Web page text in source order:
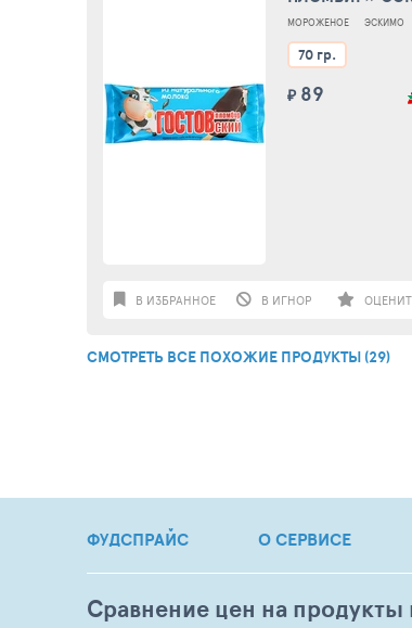
ШОКОЛАДНОЙ
МОРОЖЕНОЕ ЭСКИМО
70 гр.
₽ 89
В ИЗБРАННОЕ В ИГНОР
СМОТРЕТЬ ВСЕ ПОХОЖИЕ ПРОДУКТЫ (29)
ФУДСПРАЙС О СЕРВИСЕ
Сравнение цен на продукты